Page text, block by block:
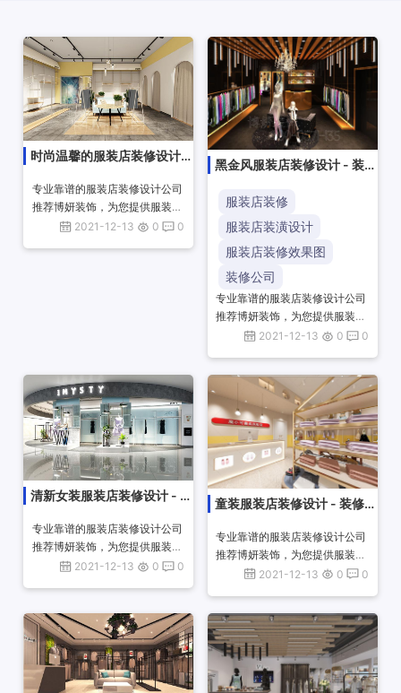
时尚温馨的服装店装修设计 -
专业靠谱的服装店装修设计公司
推荐博妍装饰，为您提供服装店
设计装修施工一站式项目服务，
2021-12-13 0 0
黑金风服装店装修设计 - 装修
服装店装修
服装店装潢设计
服装店装修效果图
装修公司
专业靠谱的服装店装修设计公司
推荐博妍装饰，为您提供服装店
设计装修施工一站式项目服务，
商业空间设...
2021-12-13 0 0
清新女装服装店装修设计 - 装
专业靠谱的服装店装修设计公司
推荐博妍装饰，为您提供服装店
设计装修施工一站式项目服务，
商业空间设...
2021-12-13 0 0
童装服装店装修设计 - 装修设
专业靠谱的服装店装修设计公司
推荐博妍装饰，为您提供服装店
设计装修施工一站式项目服务，
商业空间设...
2021-12-13 0 0